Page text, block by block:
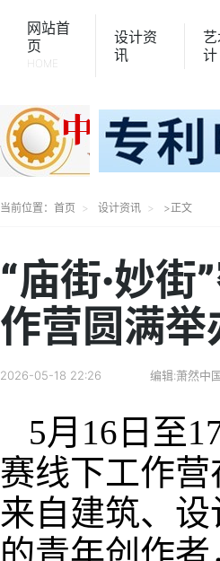
网站首
页
HOME
设计资
讯
计
当前位置： 首页 设计资讯 >正文
“庙街·妙
作营圆满举
2026-05-18 22:26 编辑:萧然中
5月16日至
赛线下工作
来自建筑、